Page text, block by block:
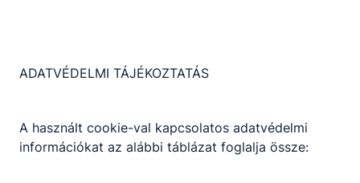
ADATVÉDELMI TÁJÉKOZTATÁS
A használt cookie-val kapcsolatos adatvédelmi
információkat az alábbi táblázat foglalja össze: